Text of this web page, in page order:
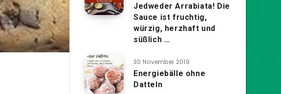
Jedweder Arrabiata! Die
Sauce ist fruchtig,
würzig, herzhaft und
süßlich …
30 November 2019
Energiebälle ohne
Datteln